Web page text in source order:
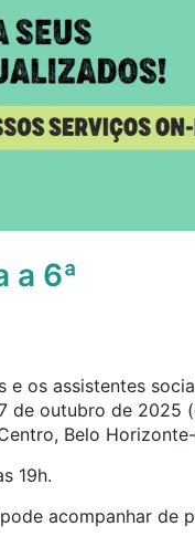
a 6ª
e os assistentes
de outubro de 2025
Belo
19h.
acompanhar de